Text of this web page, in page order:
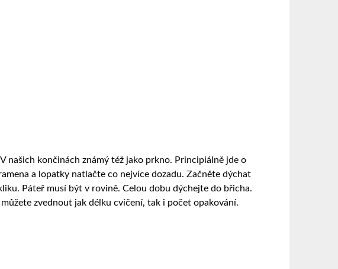
našich končinách známý též jako prkno. Principiálně jde o
a lopatky natlačte co nejvíce dozadu. Začněte dýchat
Páteř musí být v rovině. Celou dobu dýchejte do břicha.
zvednout jak délku cvičení, tak i počet opakování.